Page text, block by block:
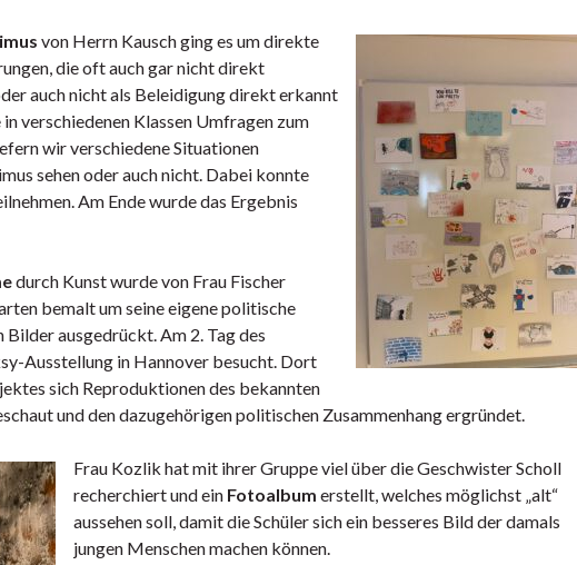
von Herrn Kausch ging es um direkte
die oft auch gar nicht direkt
auch nicht als Beleidigung direkt erkannt
verschiedenen Klassen Umfragen zum
wir verschiedene Situationen
sehen oder auch nicht. Dabei konnte
Am Ende wurde das Ergebnis
durch Kunst wurde von Frau Fischer
bemalt um seine eigene politische
ausgedrückt. Am 2. Tag des
Ausstellung in Hannover besucht. Dort
sich Reproduktionen des bekannten
und den dazugehörigen politischen Zusammenhang ergründet.
Frau Kozlik hat mit ihrer Gruppe viel über die Geschwister Scholl
recherchiert und ein Fotoalbum erstellt, welches möglichst „alt“
aussehen soll, damit die Schüler sich ein besseres Bild der damals
jungen Menschen machen können.